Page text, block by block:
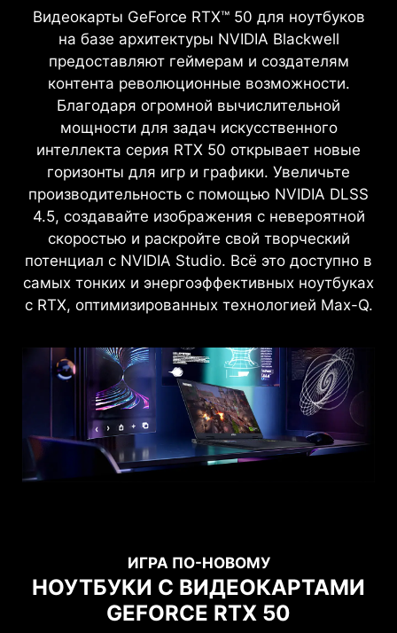
Видеокарты GeForce RTX™ 50 для ноутбуков
на базе архитектуры NVIDIA Blackwell
предоставляют геймерам и создателям
контента революционные возможности.
Благодаря огромной вычислительной
мощности для задач искусственного
интеллекта серия RTX 50 открывает новые
горизонты для игр и графики. Увеличьте
производительность с помощью NVIDIA DLSS
4.5, создавайте изображения с невероятной
скоростью и раскройте свой творческий
потенциал с NVIDIA Studio. Всё это доступно в
самых тонких и энергоэффективных ноутбуках
с RTX, оптимизированных технологией Max-Q.
ИГРА ПО-НОВОМУ
НОУТБУКИ С ВИДЕОКАРТАМИ
GEFORCE RTX 50